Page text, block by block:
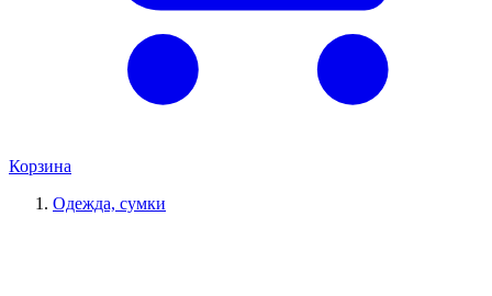
Корзина
Одежда, сумки